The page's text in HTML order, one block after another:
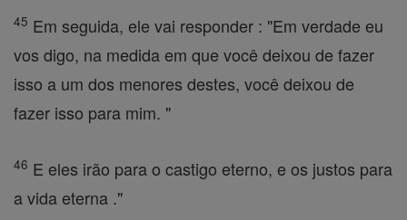
45 Em seguida, ele vai responder : "Em verdade eu
vos digo, na medida em que você deixou de fazer
isso a um dos menores destes, você deixou de
fazer isso para mim. "
46 E eles irão para o castigo eterno, e os justos para
a vida eterna ."